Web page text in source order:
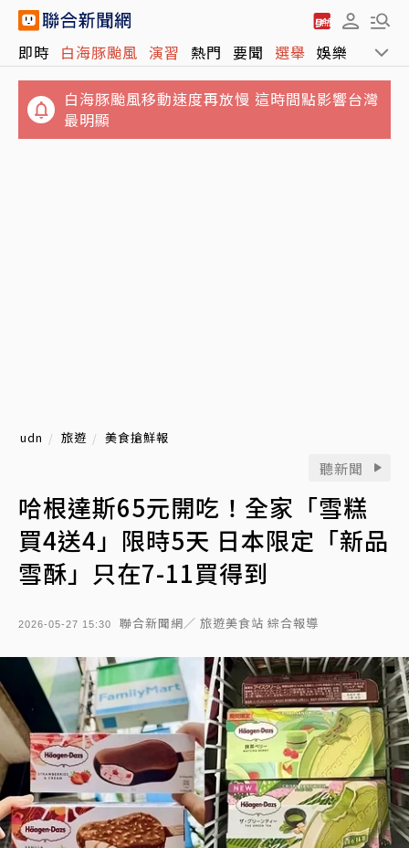
即時 白海豚颱風 演習 熱門 要聞 選舉 娛樂 運動
白海豚颱風移動速度再放慢 這時間點影響台灣
最明顯
udn 旅遊 美食搶鮮報
聽新聞
哈根達斯65元開吃！全家「雪糕
買4送4」限時5天 日本限定「新品
雪酥」只在7-11買得到
2026-05-27 15:30 聯合新聞網／ 旅遊美食站 綜合報導